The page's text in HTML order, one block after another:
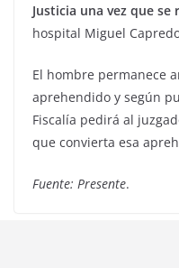
Justicia una vez que
hospital Miguel
El hombre permanece
aprehendido y según
Fiscalía pedirá al
que convierta esa
Fuente: Presente.